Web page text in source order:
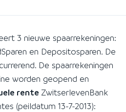
3 nieuwe spaarrekeningen:
en Depositosparen. De
De spaarrekeningen
worden geopend en
rente ZwitserlevenBank
(peildatum 13-7-2013):